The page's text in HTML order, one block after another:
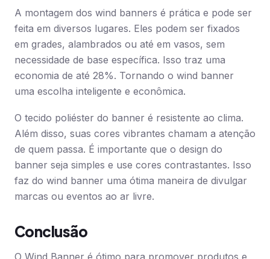
A montagem dos wind banners é prática e pode ser
feita em diversos lugares. Eles podem ser fixados
em grades, alambrados ou até em vasos, sem
necessidade de base específica. Isso traz uma
economia de até 28%. Tornando o wind banner
uma escolha inteligente e econômica.
O tecido poliéster do banner é resistente ao clima.
Além disso, suas cores vibrantes chamam a atenção
de quem passa. É importante que o design do
banner seja simples e use cores contrastantes. Isso
faz do wind banner uma ótima maneira de divulgar
marcas ou eventos ao ar livre.
Conclusão
O Wind Banner é ótimo para promover produtos e